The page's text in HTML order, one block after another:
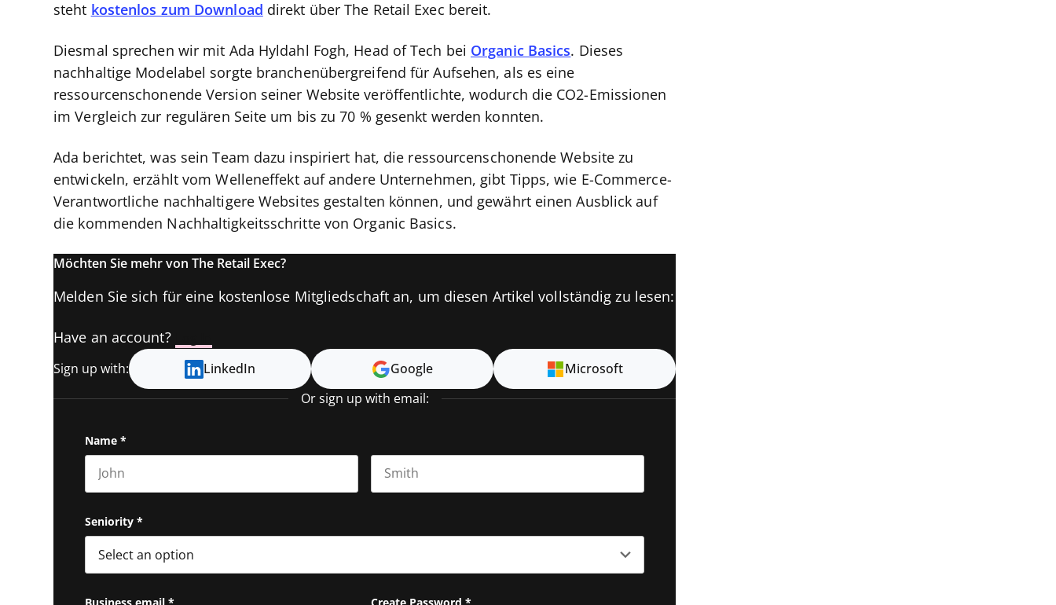
steht kostenlos zum Download direkt über The Retail Exec bereit.
Diesmal sprechen wir mit Ada Hyldahl Fogh, Head of Tech bei Organic Basics. Dieses
nachhaltige Modelabel sorgte branchenübergreifend für Aufsehen, als es eine
ressourcenschonende Version seiner Website veröffentlichte, wodurch die CO2-Emissionen
im Vergleich zur regulären Seite um bis zu 70 % gesenkt werden konnten.
Ada berichtet, was sein Team dazu inspiriert hat, die ressourcenschonende Website zu
entwickeln, erzählt vom Welleneffekt auf andere Unternehmen, gibt Tipps, wie E-Commerce-
Verantwortliche nachhaltigere Websites gestalten können, und gewährt einen Ausblick auf
die kommenden Nachhaltigkeitsschritte von Organic Basics.
Möchten Sie mehr von The Retail Exec?
Melden Sie sich für eine kostenlose Mitgliedschaft an, um diesen Artikel vollständig zu lesen:
Have an account?
Sign up with: LinkedIn Google Microsoft
Or sign up with email:
Name *
Seniority *